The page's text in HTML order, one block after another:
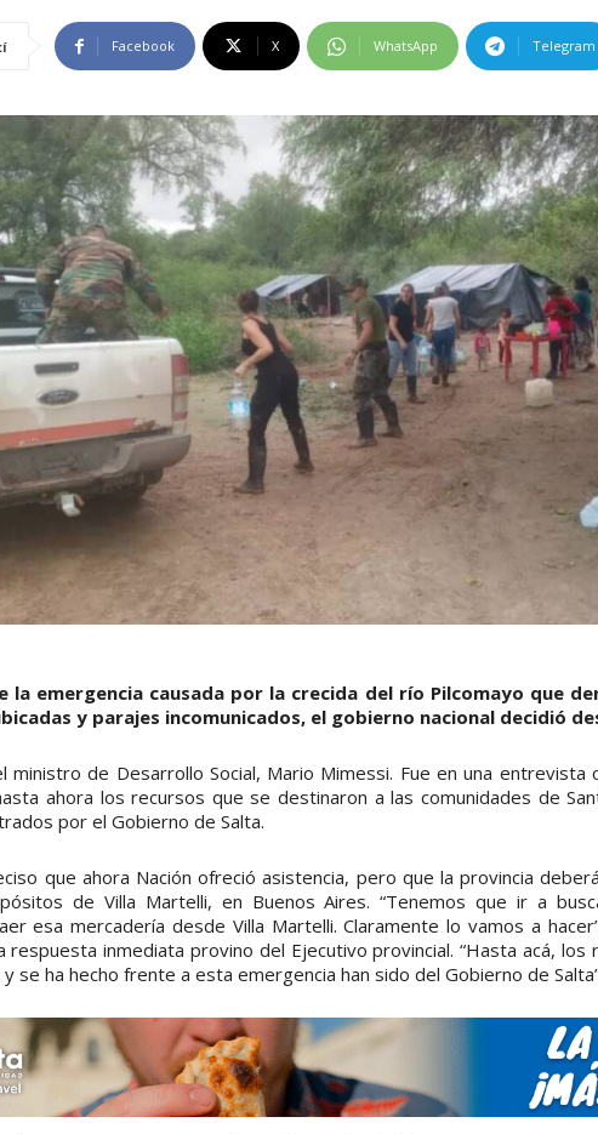
Facebook X WhatsApp Telegram
la emergencia causada por la crecida del río Pilcomayo que
y parajes incomunicados, el gobierno nacional decidió
ministro de Desarrollo Social, Mario Mimessi. Fue en una entrevista
ahora los recursos que se destinaron a las comunidades de
por el Gobierno de Salta.
que ahora Nación ofreció asistencia, pero que la provincia
de Villa Martelli, en Buenos Aires. “Tenemos que ir a
esa mercadería desde Villa Martelli. Claramente lo vamos a
respuesta inmediata provino del Ejecutivo provincial. “Hasta acá, los
se ha hecho frente a esta emergencia han sido del Gobierno de